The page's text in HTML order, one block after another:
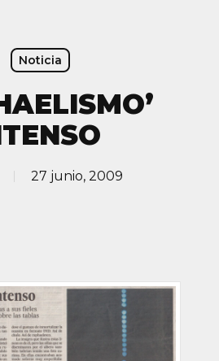
Noticia
27 junio, 2009